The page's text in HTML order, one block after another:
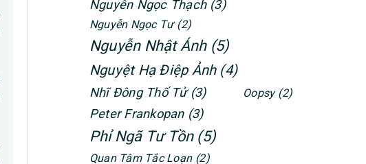
Nguyễn Ngọc Thạch (3)
Nguyễn Ngọc Tư (2)
Nguyễn Nhật Ánh (5)
Nguyệt Hạ Điệp Ảnh (4)
Nhĩ Đông Thố Tử (3) Oopsy (2)
Peter Frankopan (3)
Phỉ Ngã Tư Tồn (5)
Quan Tâm Tắc Loạn (2)